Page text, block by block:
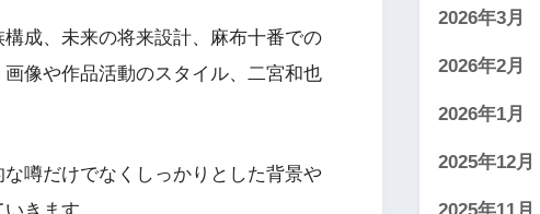
成、未来の将来設計、麻布十番での
像や作品活動のスタイル、二宮和也
噂だけでなくしっかりとした背景や
2026年3月
2026年2月
2026年1月
2025年12月